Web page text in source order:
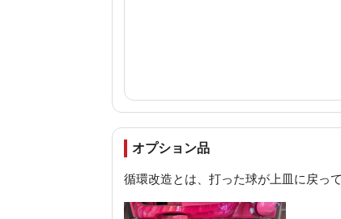
オプション品
循環改造とは、打った球が上皿に戻っ